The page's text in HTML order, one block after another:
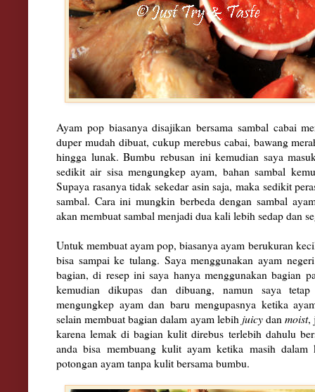
Ayam pop biasanya disajikan bersama sambal cabai
duper mudah dibuat, cukup merebus cabai, bawang
hingga lunak. Bumbu rebusan ini kemudian saya
sedikit air sisa mengungkep ayam, bahansambal
Supaya rasanya tidak sekedar asin saja, maka sedikit pe
sambal. Cara ini mungkin berbeda dengan sambal
akan membuat sambal menjadi dua kali lebih sedap dan
Untuk membuat ayam pop, biasanya ayam berukuran
bisa sampaike tulang. Saya menggunakan ayam
bagian, di resep ini saya hanya menggunakan bagian
kemudian dikupas dan dibuang, namun saya
mengungkep ayamdan baru mengupasnya ketika
selainmembuatbagian dalam ayam lebih juicydanmoist,
karenalemak di bagiankulitdirebus terlebih dahulu
anda bisa membuang kulit ayam ketika masih dalam
potongan ayam tanpa kulit bersama bumbu.